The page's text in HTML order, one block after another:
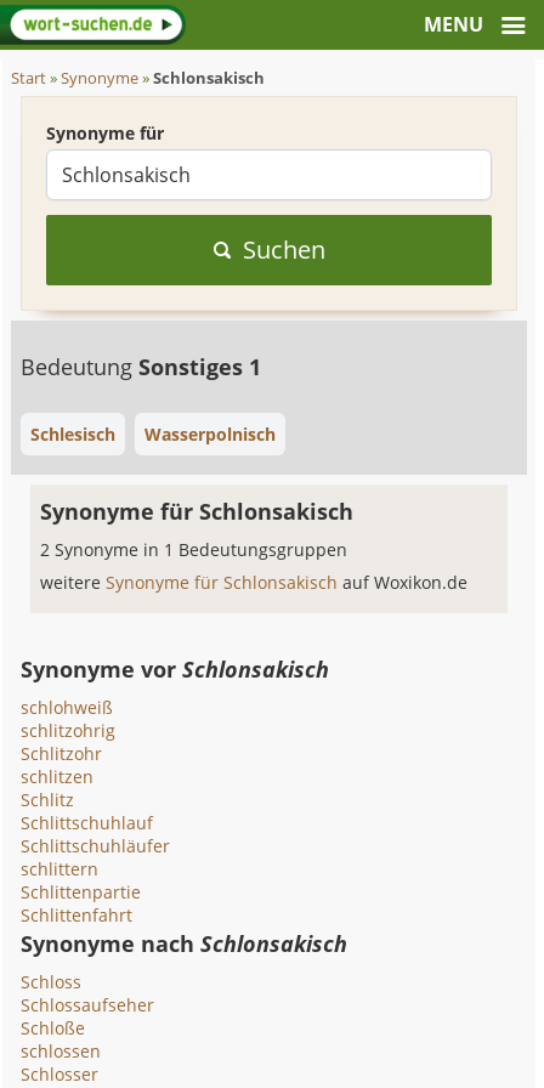
Start»Synonyme»Schlonsakisch
Synonyme für
Suchen
BedeutungSonstiges 1
Schlesisch Wasserpolnisch
Synonyme für Schlonsakisch
2 Synonyme in 1 Bedeutungsgruppen
weitereSynonyme für Schlonsakischauf Woxikon.de
Synonyme vorSchlonsakisch
schlohweiß
schlitzohrig
Schlitzohr
schlitzen
Schlitz
Schlittschuhlauf
Schlittschuhläufer
schlittern
Schlittenpartie
Schlittenfahrt
Synonyme nachSchlonsakisch
Schloss
Schlossaufseher
Schloße
schlossen
Schlosser